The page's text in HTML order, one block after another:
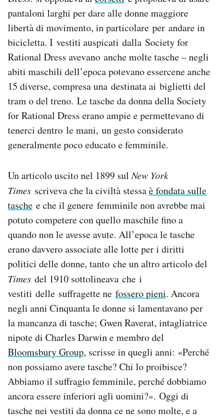
pantaloni larghi per dare alle donne maggiore
libertà di movimento, in particolare per andare in
bicicletta. I vestiti auspicati dalla Society for
Rational Dress avevano anche molte tasche – negli
abiti maschili dell’epoca potevano essercene anche
15 diverse, compresa una destinata ai biglietti del
tram o del treno. Le tasche da donna della Society
for Rational Dress erano ampie e permettevano di
tenerci dentro le mani, un gesto considerato
generalmente poco educato e femminile.
Un articolo uscito nel 1899 sulNew York
Times scriveva che la civiltà stessaè fondata sulle
tasche e che il genere femminile non avrebbe mai
potuto competere con quello maschile fino a
quando non le avesse avute. All’epoca le tasche
erano davvero associate alle lotte per i diritti
politici delle donne, tanto che un altro articolo del
Times del 1910 sottolineava che i
vestiti delle suffragette ne fossero pieni. Ancora
negli anni Cinquanta le donne si lamentavano per
la mancanza di tasche; Gwen Raverat, intagliatrice
nipote di Charles Darwin e membro del
Bloomsbury Group, scrisse in quegli anni: «Perché
non possiamo avere tasche? Chi lo proibisce?
Abbiamo il suffragio femminile, perché dobbiamo
ancora essere inferiori agli uomini?». Oggi di
tasche nei vestiti da donna ce ne sono molte, e a